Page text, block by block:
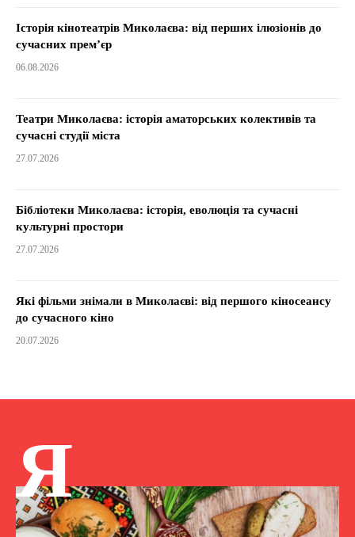
Історія кінотеатрів Миколаєва: від перших ілюзіонів до
сучасних прем’єр
06.08.2026
Театри Миколаєва: історія аматорських колективів та
сучасні студії міста
27.07.2026
Бібліотеки Миколаєва: історія, еволюція та сучасні
культурні простори
27.07.2026
Які фільми знімали в Миколаєві: від першого кіносеансу
до сучасного кіно
20.07.2026
Я